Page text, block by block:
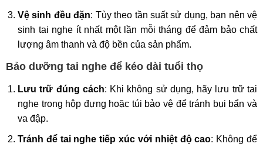
Vệ sinh đều đặn: Tùy theo tần suất sử dụng, bạn nên vệ
sinh tai nghe ít nhất một lần mỗi tháng để đảm bảo chất
lượng âm thanh và độ bền của sản phẩm.
Bảo dưỡng tai nghe để kéo dài tuổi thọ
Lưu trữ đúng cách: Khi không sử dụng, hãy lưu trữ tai
nghe trong hộp đựng hoặc túi bảo vệ để tránh bụi bẩn và
va đập.
Tránh để tai nghe tiếp xúc với nhiệt độ cao: Không để